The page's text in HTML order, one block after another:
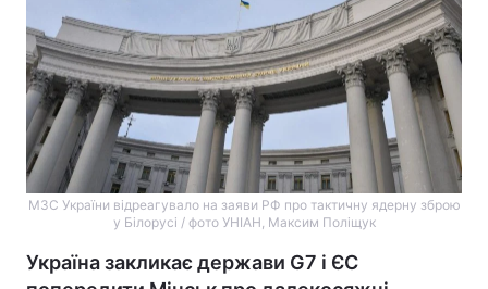
МЗС України відреагувало на заяви РФ про тактичну ядерну зброю
у Білорусі / фото УНІАН, Максим Поліщук
Україна закликає держави G7 і ЄС